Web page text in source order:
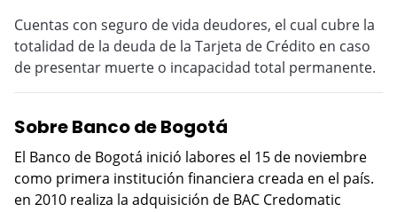
Cuentas con seguro de vida deudores, el cual cubre la
totalidad de la deuda de la Tarjeta de Crédito en caso
de presentar muerte o incapacidad total permanente.
Sobre Banco de Bogotá
El Banco de Bogotá inició labores el 15 de noviembre
como primera institución financiera creada en el país.
en 2010 realiza la adquisición de BAC Credomatic